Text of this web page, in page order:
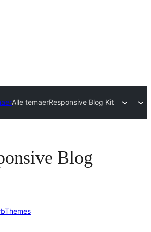
Alle temaerResponsive Blog Kit
Blog